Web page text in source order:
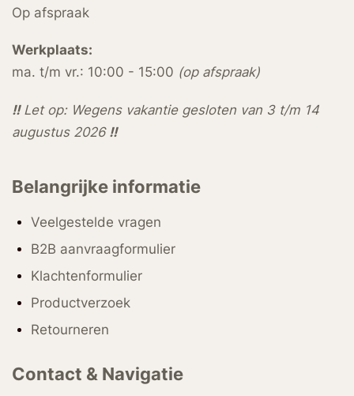
Op afspraak
Werkplaats:
ma. t/m vr.: 10:00 - 15:00 (op afspraak)
!!Let op: Wegens vakantie gesloten van 3 t/m 14
augustus 2026 !!
Belangrijke informatie
Veelgestelde vragen
B2B aanvraagformulier
Klachtenformulier
Productverzoek
Retourneren
Contact & Navigatie